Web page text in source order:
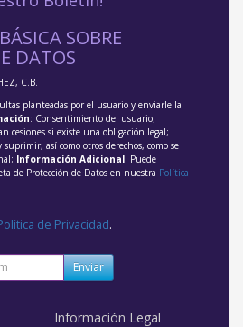
SOBRE
DATOS
C.B.
planteadas por el usuario y enviarle la
: Consentimiento del usuario;
cesiones si existe una obligación legal;
suprimir, así como otros derechos, como se
Información Adicional: Puede
de Protección de Datos en nuestra Política
de Privacidad.
Enviar
Información Legal